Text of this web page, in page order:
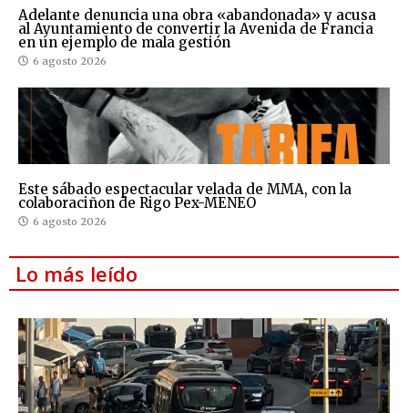
Adelante denuncia una obra «abandonada» y acusa
al Ayuntamiento de convertir la Avenida de Francia
en un ejemplo de mala gestión
6 agosto 2026
Este sábado espectacular velada de MMA, con la
colaboraciñon de Rigo Pex-MENEO
6 agosto 2026
Lo más leído